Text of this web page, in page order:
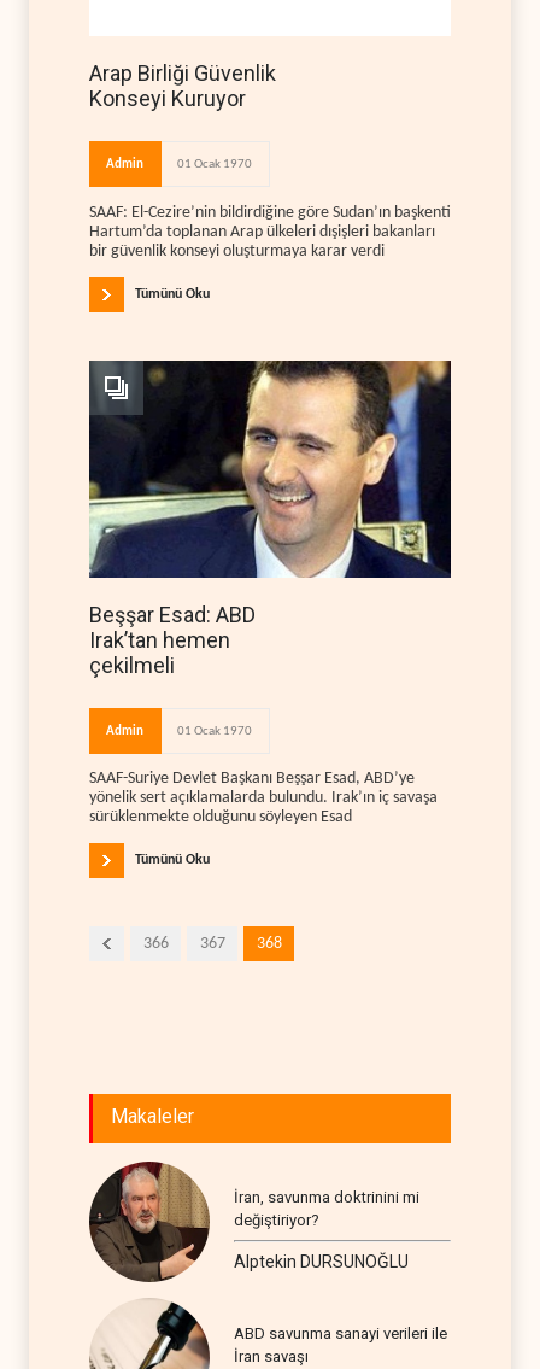
Arap Birliği Güvenlik
Konseyi Kuruyor
Admin 01 Ocak 1970
SAAF: El-Cezire’nin bildirdiğine göre Sudan’ın başkenti
Hartum’da toplanan Arap ülkeleri dışişleri bakanları
bir güvenlik konseyi oluşturmaya karar verdi
Tümünü Oku
Beşşar Esad: ABD
Irak’tan hemen
çekilmeli
Admin 01 Ocak 1970
SAAF-Suriye Devlet Başkanı Beşşar Esad, ABD’ye
yönelik sert açıklamalarda bulundu. Irak’ın iç savaşa
sürüklenmekte olduğunu söyleyen Esad
Tümünü Oku
366 367 368
Makaleler
İran, savunma doktrinini mi
değiştiriyor?
Alptekin DURSUNOĞLU
ABD savunma sanayi verileri ile
İran savaşı